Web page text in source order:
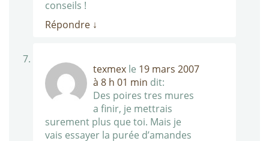
conseils !
Répondre ↓
texmex le 19 mars 2007
à 8 h 01 min dit:
Des poires tres mures
a finir, je mettrais
surement plus que toi. Mais je
vais essayer la purée d’amandes